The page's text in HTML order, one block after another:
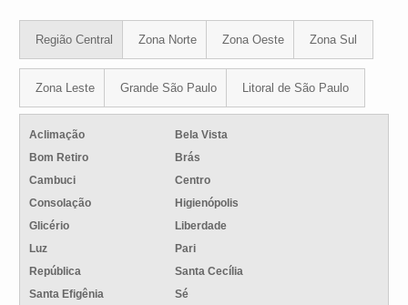
Região Central Zona Norte Zona Oeste Zona Sul
Zona Leste Grande São Paulo Litoral de São Paulo
Aclimação
Bela Vista
Bom Retiro
Brás
Cambuci
Centro
Consolação
Higienópolis
Glicério
Liberdade
Luz
Pari
República
Santa Cecília
Santa Efigênia
Sé